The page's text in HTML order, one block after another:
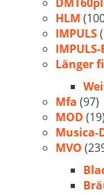
HLM
IMPULS
Länger
Mfa (97)
MOD (19)
Musica-
MVO